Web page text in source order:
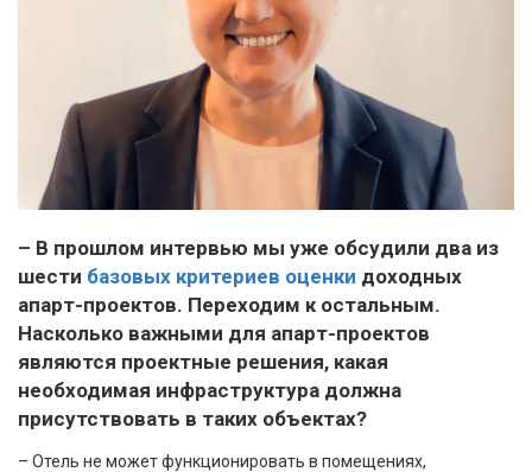
– В прошлом интервью мы уже обсудили два из
шести базовых критериев оценки доходных
апарт-проектов. Переходим к остальным.
Насколько важными для апарт-проектов
являются проектные решения, какая
необходимая инфраструктура должна
присутствовать в таких объектах?
– Отель не может функционировать в помещениях,